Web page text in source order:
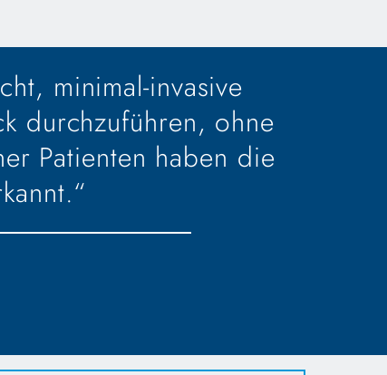
minimal-invasive
durchzuführen, ohne
Patienten haben die